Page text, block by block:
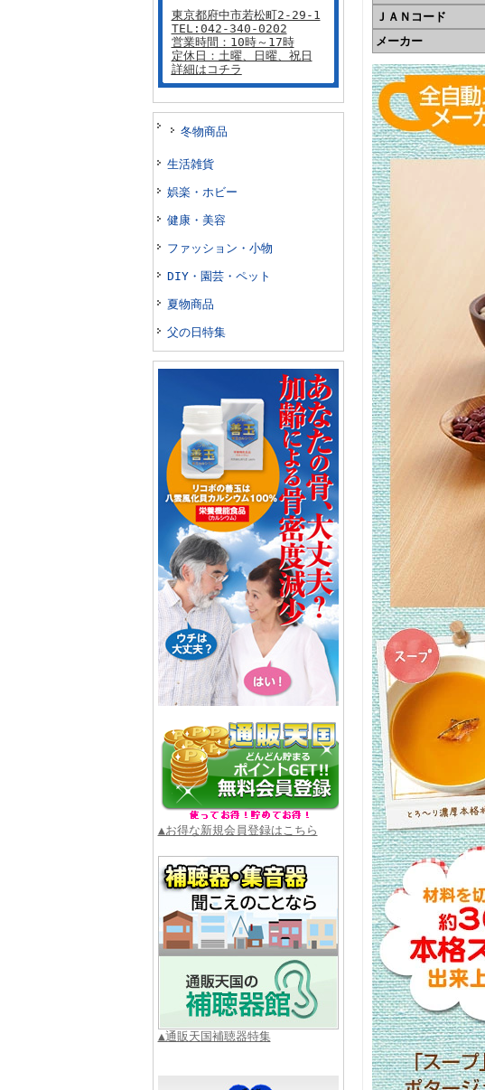
東京都府中市若松町2-29-1
TEL: 042-340-0202
営業時間：10時～17時
定休日：土曜、日曜、祝日
詳細はコチラ
冬物商品
生活雑貨
娯楽・ホビー
健康・美容
ファッション・小物
DIY・園芸・ペット
夏物商品
父の日特集
▲お得な新規会員登録はこちら
▲通販天国補聴器特集
ＪＡＮコード
メーカー